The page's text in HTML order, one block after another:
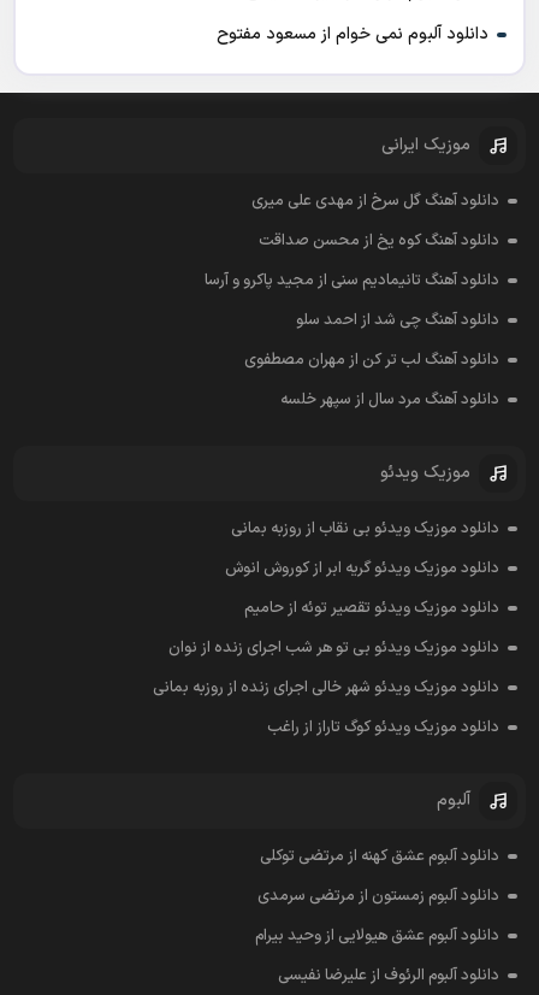
دانلود آلبوم نمی خوام از مسعود مفتوح
موزیک ایرانی
دانلود آهنگ گل سرخ از مهدی علی میری
دانلود آهنگ کوه یخ از محسن صداقت
دانلود آهنگ تانیمادیم سنی از مجید پاکرو و آرسا
دانلود آهنگ چی شد از احمد سلو
دانلود آهنگ لب تر کن از مهران مصطفوی
دانلود آهنگ مرد سال از سپهر خلسه
موزیک ویدئو
دانلود موزیک ویدئو بی نقاب از روزبه بمانی
دانلود موزیک ویدئو گریه ابر از کوروش انوش
دانلود موزیک ویدئو تقصیر توئه از حامیم
دانلود موزیک ویدئو بی تو هر شب اجرای زنده از نوان
دانلود موزیک ویدئو شهر خالی اجرای زنده از روزبه بمانی
دانلود موزیک ویدئو کوگ تاراز از راغب
آلبوم
دانلود آلبوم عشق کهنه از مرتضی توکلی
دانلود آلبوم زمستون از مرتضی سرمدی
دانلود آلبوم عشق هیولایی از وحید بیرام
دانلود آلبوم الرئوف از علیرضا نفیسی